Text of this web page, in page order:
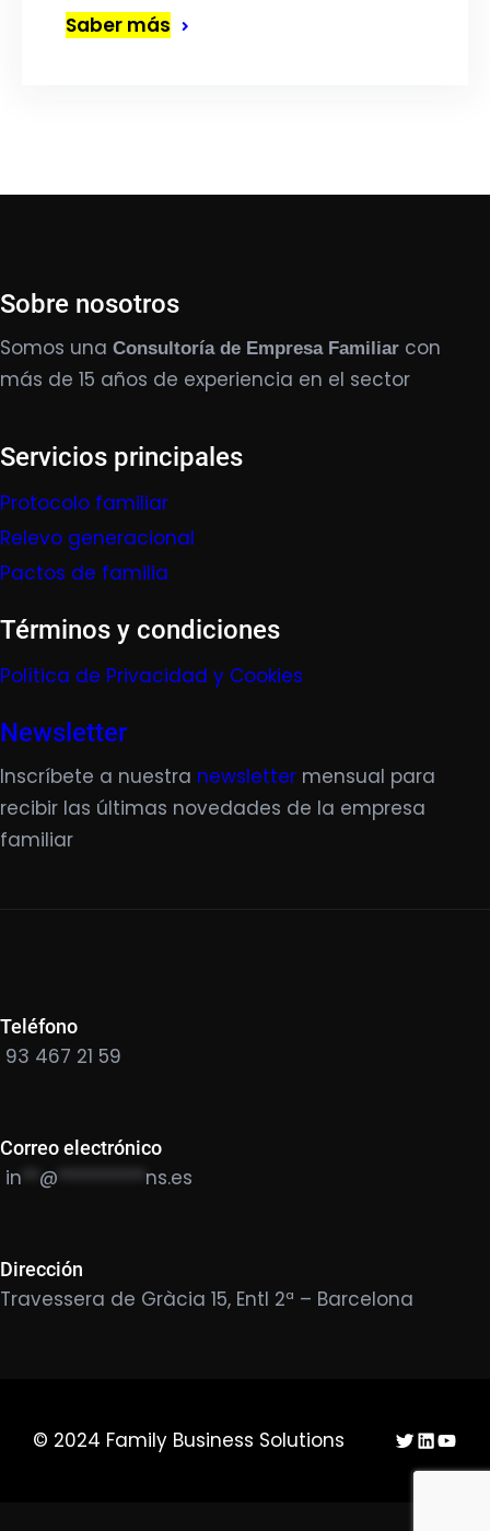
Saber más
Sobre nosotros
Somos una Consultoría de Empresa Familiar con
más de 15 años de experiencia en el sector
Servicios principales
Protocolo familiar
Relevo generacional
Pactos de familia
Términos y condiciones
Política de Privacidad y Cookies
Newsletter
Inscríbete a nuestra newsletter mensual para
recibir las últimas novedades de la empresa
familiar
Teléfono
93 467 21 59
Correo electrónico
in @ ********** ns.es
Dirección
Travessera de Gràcia 15, Entl 2ª – Barcelona
© 2024 Family Business Solutions Twitter
LinkedIn